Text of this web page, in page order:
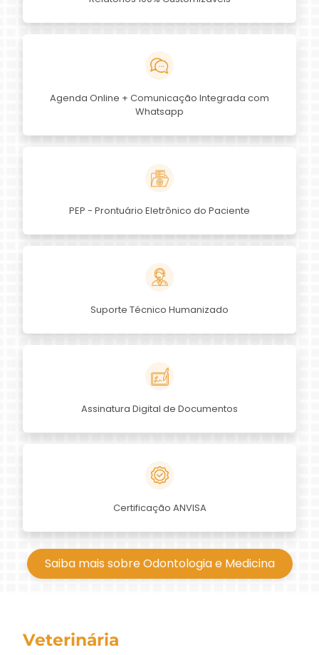
Agenda Online + Comunicação Integrada com
Whatsapp
PEP - Prontuário Eletrônico do Paciente
Suporte Técnico Humanizado
Assinatura Digital de Documentos
Certificação ANVISA
Saiba mais sobre Odontologia e Medicina
Veterinária